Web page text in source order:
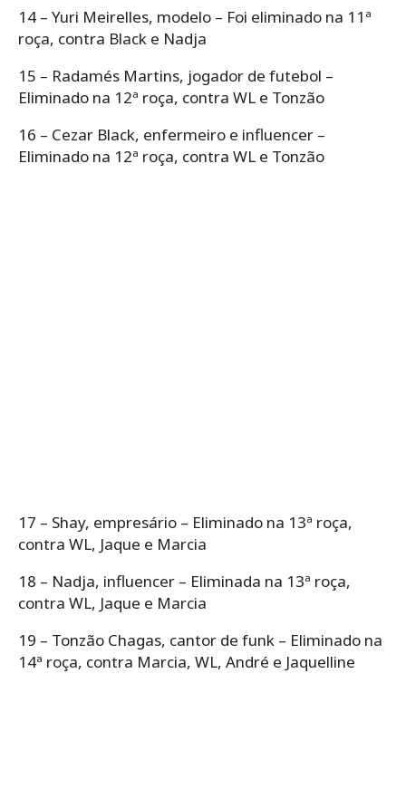
14 – Yuri Meirelles, modelo – Foi eliminado na 11ª
roça, contra Black e Nadja
15 – Radamés Martins, jogador de futebol –
Eliminado na 12ª roça, contra WL e Tonzão
16 – Cezar Black, enfermeiro e influencer –
Eliminado na 12ª roça, contra WL e Tonzão
17 – Shay, empresário – Eliminado na 13ª roça,
contra WL, Jaque e Marcia
18 – Nadja, influencer – Eliminada na 13ª roça,
contra WL, Jaque e Marcia
19 – Tonzão Chagas, cantor de funk – Eliminado na
14ª roça, contra Marcia, WL, André e Jaquelline